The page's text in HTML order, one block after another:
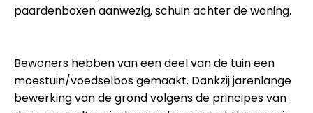
paardenboxen aanwezig, schuin achter de woning.
Bewoners hebben van een deel van de tuin een
moestuin/voedselbos gemaakt. Dankzij jarenlange
bewerking van de grond volgens de principes van